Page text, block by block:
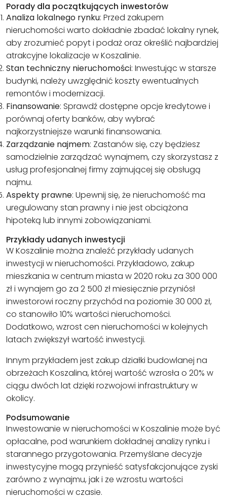
Porady dla początkujących inwestorów
Analiza lokalnego rynku: Przed zakupem
nieruchomości warto dokładnie zbadać lokalny rynek,
aby zrozumieć popyt i podaż oraz określić najbardziej
atrakcyjne lokalizacje w Koszalinie.
Stan techniczny nieruchomości: Inwestując w starsze
budynki, należy uwzględnić koszty ewentualnych
remontów i modernizacji.
Finansowanie: Sprawdź dostępne opcje kredytowe i
porównaj oferty banków, aby wybrać
najkorzystniejsze warunki finansowania.
Zarządzanie najmem: Zastanów się, czy będziesz
samodzielnie zarządzać wynajmem, czy skorzystasz z
usług profesjonalnej firmy zajmującej się obsługą
najmu.
Aspekty prawne: Upewnij się, że nieruchomość ma
uregulowany stan prawny i nie jest obciążona
hipoteką lub innymi zobowiązaniami.
Przykłady udanych inwestycji
W Koszalinie można znaleźć przykłady udanych
inwestycji w nieruchomości. Przykładowo, zakup
mieszkania w centrum miasta w 2020 roku za 300 000
zł i wynajem go za 2 500 zł miesięcznie przyniósł
inwestorowi roczny przychód na poziomie 30 000 zł,
co stanowiło 10% wartości nieruchomości.
Dodatkowo, wzrost cen nieruchomości w kolejnych
latach zwiększył wartość inwestycji.
Innym przykładem jest zakup działki budowlanej na
obrzeżach Koszalina, której wartość wzrosła o 20% w
ciągu dwóch lat dzięki rozwojowi infrastruktury w
okolicy.
Podsumowanie
Inwestowanie w nieruchomości w Koszalinie może być
opłacalne, pod warunkiem dokładnej analizy rynku i
starannego przygotowania. Przemyślane decyzje
inwestycyjne mogą przynieść satysfakcjonujące zyski
zarówno z wynajmu, jak i ze wzrostu wartości
nieruchomości w czasie.